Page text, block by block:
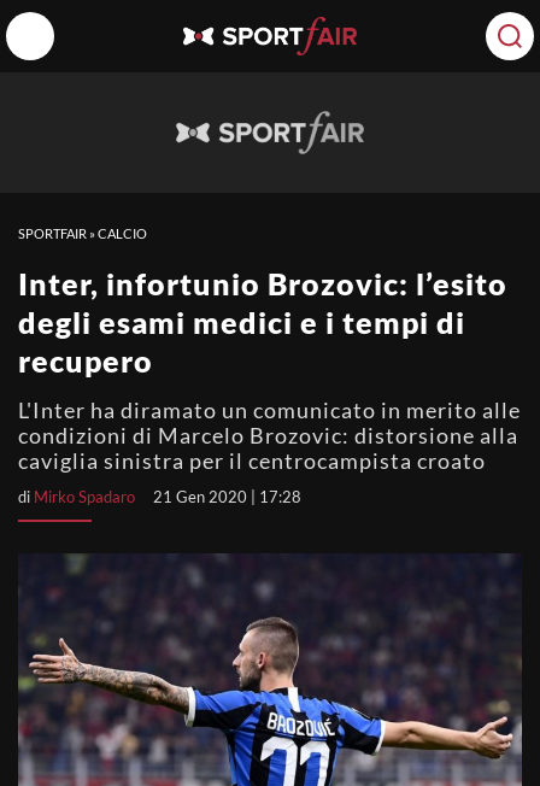
SPORTFAIR »CALCIO
Inter, infortunio Brozovic: l’esito
degli esami medici e i tempi di
recupero
L'Inter ha diramato un comunicato in merito alle
condizioni di Marcelo Brozovic: distorsione alla
caviglia sinistra per il centrocampista croato
di Mirko Spadaro 21 Gen 2020 | 17:28